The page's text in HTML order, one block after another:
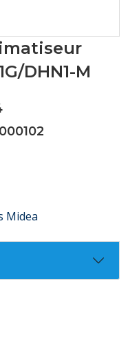
DHN1-M
Midea